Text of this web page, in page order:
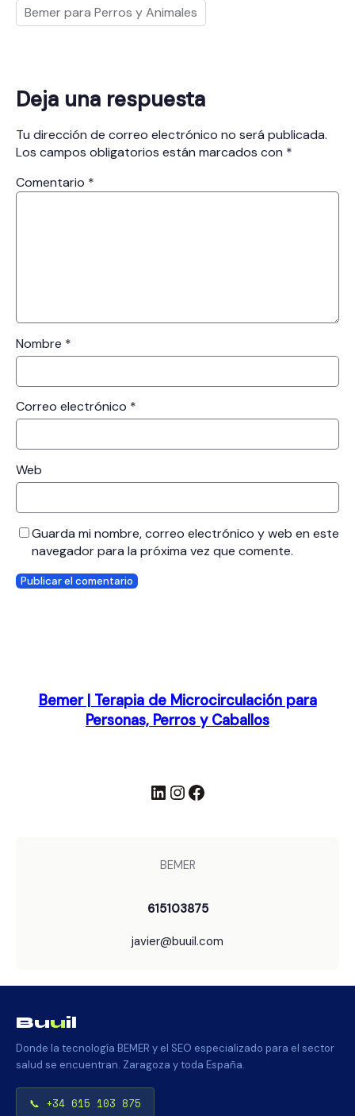
Bemer para Perros y Animales
Deja una respuesta
Tu dirección de correo electrónico no será publicada.
Los campos obligatorios están marcados con *
Comentario *
Nombre *
Correo electrónico *
Web
Guarda mi nombre, correo electrónico y web en este
navegador para la próxima vez que comente.
Bemer | Terapia de Microcirculación para
Personas, Perros y Caballos
LinkedIn InstagramFacebook
BEMER
615103875
javier@buuil.com
Buuil
Donde la tecnología BEMER y el SEO especializado para el sector
salud se encuentran. Zaragoza y toda España.
📞 +34 615 103 875